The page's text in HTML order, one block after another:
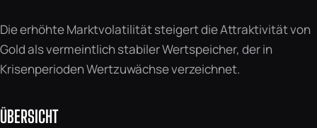
Die erhöhte Marktvolatilität steigert die Attraktivität von
Gold als vermeintlich stabiler Wertspeicher, der in
Krisenperioden Wertzuwächse verzeichnet.
ÜBERSICHT